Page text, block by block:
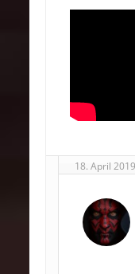
18. April